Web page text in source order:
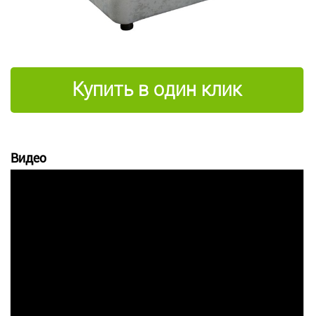
Купить в один клик
Видео